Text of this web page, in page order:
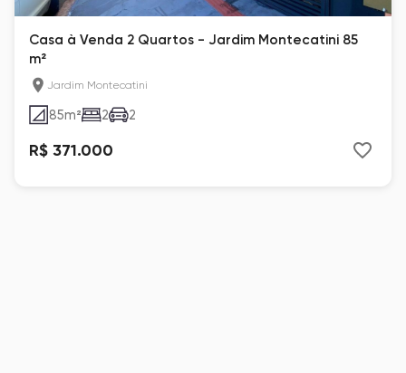
Casa à Venda 2 Quartos - Jardim Montecatini 85
m²
Jardim Montecatini
85m² 2 2
R$ 371.000